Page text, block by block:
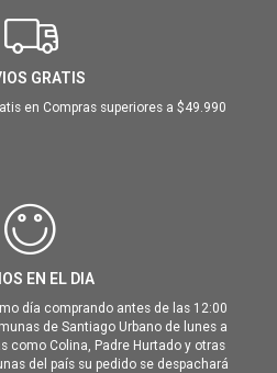
GRATIS
en Compras superiores a $49.990
EN EL DIA
día comprando antes de las 12:00
de Santiago Urbano de lunes a
como Colina, Padre Hurtado y otras
del país su pedido se despachará